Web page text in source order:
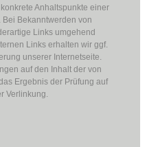
Anhaltspunkte einer
Bei Bekanntwerden von
Links umgehend
Links erhalten wir ggf.
unserer Internetseite.
auf den Inhalt der von
Ergebnis der Prüfung auf
Verlinkung.